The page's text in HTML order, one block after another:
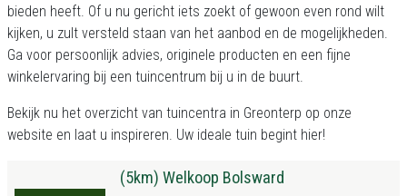
bieden heeft. Of u nu gericht iets zoekt of gewoon even rond wilt
kijken, u zult versteld staan van het aanbod en de mogelijkheden.
Ga voor persoonlijk advies, originele producten en een fijne
winkelervaring bij een tuincentrum bij u in de buurt.
Bekijk nu het overzicht van tuincentra in Greonterp op onze
website en laat u inspireren. Uw ideale tuin begint hier!
(5km) Welkoop Bolsward